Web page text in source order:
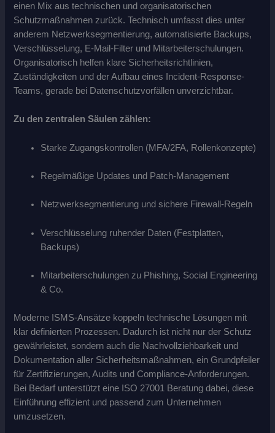
einen Mix aus technischen und organisatorischen
Schutzmaßnahmen zurück. Technisch umfasst dies unter
anderem Netzwerksegmentierung, automatisierte Backups,
Verschlüsselung, E-Mail-Filter und Mitarbeiterschulungen.
Organisatorisch helfen klare Sicherheitsrichtlinien,
Zuständigkeiten und der Aufbau eines Incident-Response-
Teams, gerade bei Datenschutzvorfällen unverzichtbar.
Zu den zentralen Säulen zählen:
Starke Zugangskontrollen (MFA/2FA, Rollenkonzepte)
Regelmäßige Updates und Patch-Management
Netzwerksegmentierung und sichere Firewall-Regeln
Verschlüsselung ruhender Daten (Festplatten,
Backups)
Mitarbeiterschulungen zu Phishing, Social Engineering
& Co.
Moderne ISMS-Ansätze koppeln technische Lösungen mit
klar definierten Prozessen. Dadurch ist nicht nur der Schutz
gewährleistet, sondern auch die Nachvollziehbarkeit und
Dokumentation aller Sicherheitsmaßnahmen, ein Grundpfeiler
für Zertifizierungen, Audits und Compliance-Anforderungen.
Bei Bedarf unterstützt eine ISO 27001 Beratung dabei, diese
Einführung effizient und passend zum Unternehmen
umzusetzen.